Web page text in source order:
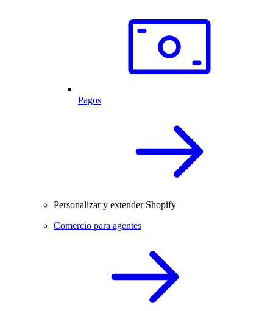
Pagos
Personalizar y extender Shopify
Comercio para agentes